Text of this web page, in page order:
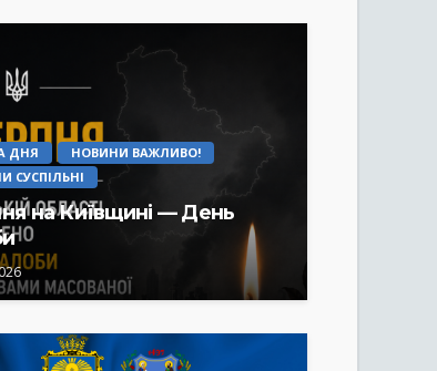
ДНЯ
НОВИНИ ВАЖЛИВО!
СУСПІЛЬНІ
на Київщині — День